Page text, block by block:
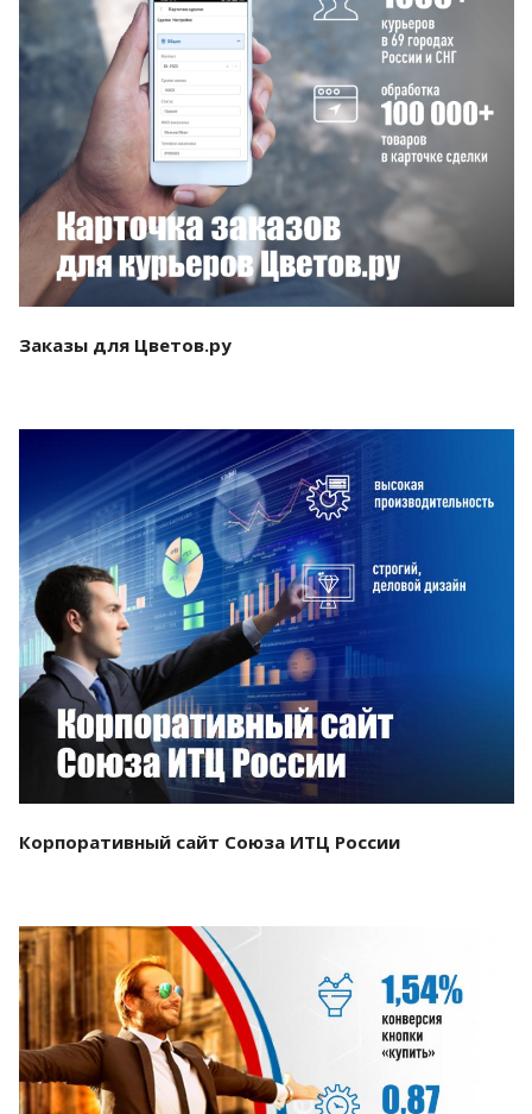
Смотреть проект
Заказы для Цветов.ру
Смотреть проект
Корпоративный сайт Союза ИТЦ России